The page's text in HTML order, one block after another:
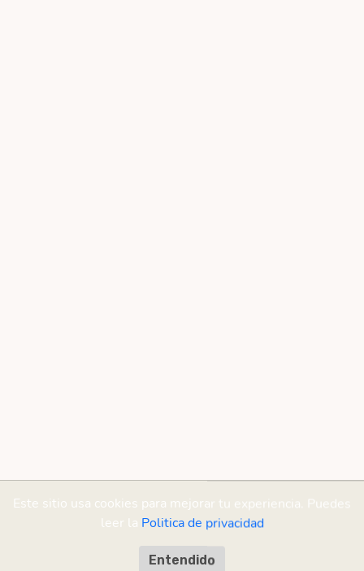
Este sitio usa cookies para mejorar tu experiencia. Puedes
leer la Politica de privacidad
Entendido